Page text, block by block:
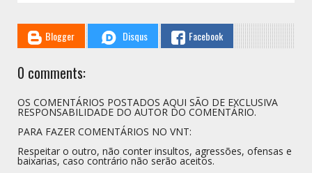
Blogger Disqus Facebook
0 comments:
OS COMENTÁRIOS POSTADOS AQUI SÃO DE EXCLUSIVA
RESPONSABILIDADE DO AUTOR DO COMENTÁRIO.
PARA FAZER COMENTÁRIOS NO VNT:
Respeitar o outro, não conter insultos, agressões, ofensas e
baixarias, caso contrário não serão aceitos.